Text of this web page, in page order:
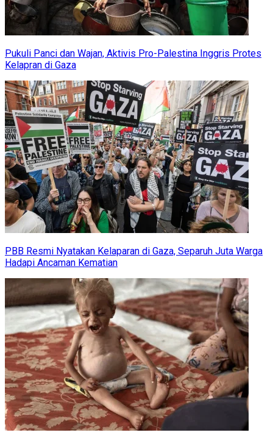
Pukuli Panci dan Wajan, Aktivis Pro-Palestina Inggris Protes
Kelapran di Gaza
PBB Resmi Nyatakan Kelaparan di Gaza, Separuh Juta Warga
Hadapi Ancaman Kematian